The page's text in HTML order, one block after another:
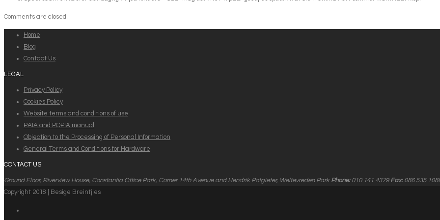
Comments are closed.
Home
Blog
Contact Us
LEGAL
Privacy Policy
Cookies Policy
Website terms and conditions of use
PAIA and POPIA manual
Objection to the Processing of Personal Information
General Terms and Conditions for Hardware
CONTACT US
Ground Floor, Riverview House, Constantia Office Park, Corner 14th Avenue and Hendrik Potgieter, Weltevreden Park Phone:010 141 4379 Fax:086 535
Copyright 2018 | Besige Breintjies